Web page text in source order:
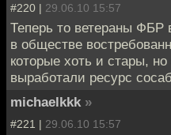
#220 | 29.06.10 15:57
Теперь то ветераны ФБР
в обществе
которые хоть и стары,
выработали ресурс
michaelkkk »
#221 | 29.06.10 15:57